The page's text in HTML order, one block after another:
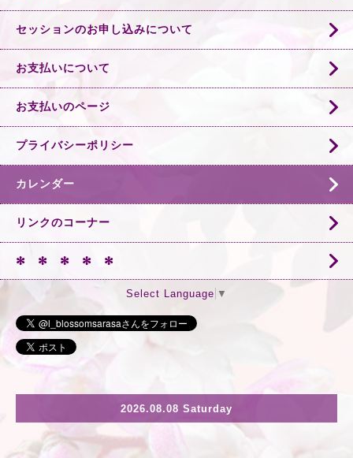
セッションのお申し込みについて
お支払いについて
お支払いのページ
プライバシーポリシー
カレンダー
リンクのコーナー
✻ ✻ ✻ ✻ ✻
Select Language ▼
2026.08.08 Saturday